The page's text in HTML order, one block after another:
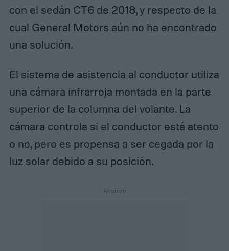
con el sedán CT6 de 2018, y respecto de la
cual General Motors aún no ha encontrado
una solución.
El sistema de asistencia al conductor utiliza
una cámara infrarroja montada en la parte
superior de la columna del volante. La
cámara controla si el conductor está atento
o no, pero es propensa a ser cegada por la
luz solar debido a su posición.